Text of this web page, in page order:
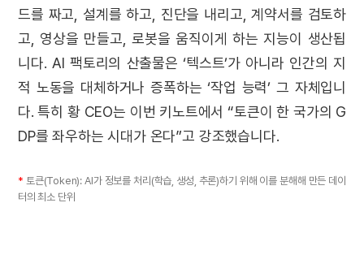
드를 짜고, 설계를 하고, 진단을 내리고, 계약서를 검토하
고, 영상을 만들고, 로봇을 움직이게 하는 지능이 생산됩
니다. AI 팩토리의 산출물은 ‘텍스트’가 아니라 인간의 지
적 노동을 대체하거나 증폭하는 ‘작업 능력’ 그 자체입니
다. 특히 황 CEO는 이번 키노트에서 “토큰이 한 국가의 G
DP를 좌우하는 시대가 온다”고 강조했습니다.
* 토큰(Token): AI가 정보를 처리(학습, 생성, 추론)하기 위해 이를 분해해 만든 데이
터의 최소 단위